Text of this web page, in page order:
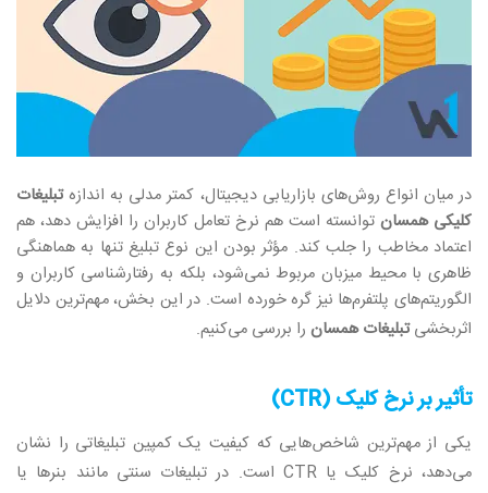
در میان انواع روش‌های بازاریابی دیجیتال، کمتر مدلی به اندازهتبلیغات
کلیکی همسان توانسته است هم نرخ تعامل کاربران را افزایش دهد، هم
اعتماد مخاطب را جلب کند. مؤثر بودن این نوع تبلیغ تنها به هماهنگی
ظاهری با محیط میزبان مربوط نمی‌شود، بلکه به رفتارشناسی کاربران و
الگوریتم‌های پلتفرم‌ها نیز گره خورده است. در این بخش، مهم‌ترین دلایل
اثربخشیتبلیغات همسان را بررسی می‌کنیم.
تأثیر بر نرخ کلیک (CTR)
یکی از مهم‌ترین شاخص‌هایی که کیفیت یک کمپین تبلیغاتی را نشان
می‌دهد، نرخ کلیک یا CTR است. در تبلیغات سنتی مانند بنرها یا